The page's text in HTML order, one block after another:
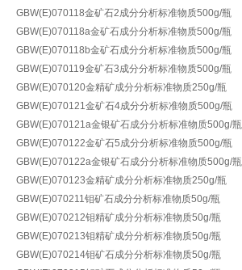
GBW(E)070118金矿石2成分分析标准物质500g/瓶
GBW(E)070118a金矿石成分分析标准物质500g/瓶
GBW(E)070118b金矿石成分分析标准物质500g/瓶
GBW(E)070119金矿石3成分分析标准物质500g/瓶
GBW(E)070120金精矿成分分析标准物质250g/瓶
GBW(E)070121金矿石4成分分析标准物质500g/瓶
GBW(E)070121a金银矿石成分分析标准物质500g/瓶
GBW(E)070122金矿石5成分分析标准物质500g/瓶
GBW(E)070122a金银矿石成分分析标准物质500g/瓶
GBW(E)070123金精矿成分分析标准物质250g/瓶
GBW(E)070211钼矿石成分分析标准物质50g/瓶
GBW(E)070212钼精矿成分分析标准物质50g/瓶
GBW(E)070213钼精矿成分分析标准物质50g/瓶
GBW(E)070214钼矿石成分分析标准物质50g/瓶